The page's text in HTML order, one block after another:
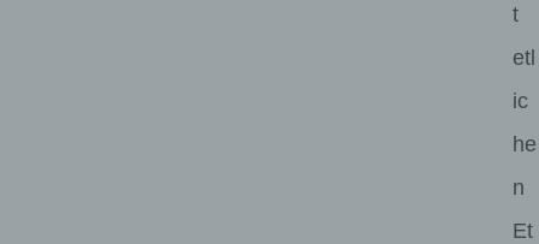
t
etl
ic
he
n
Et